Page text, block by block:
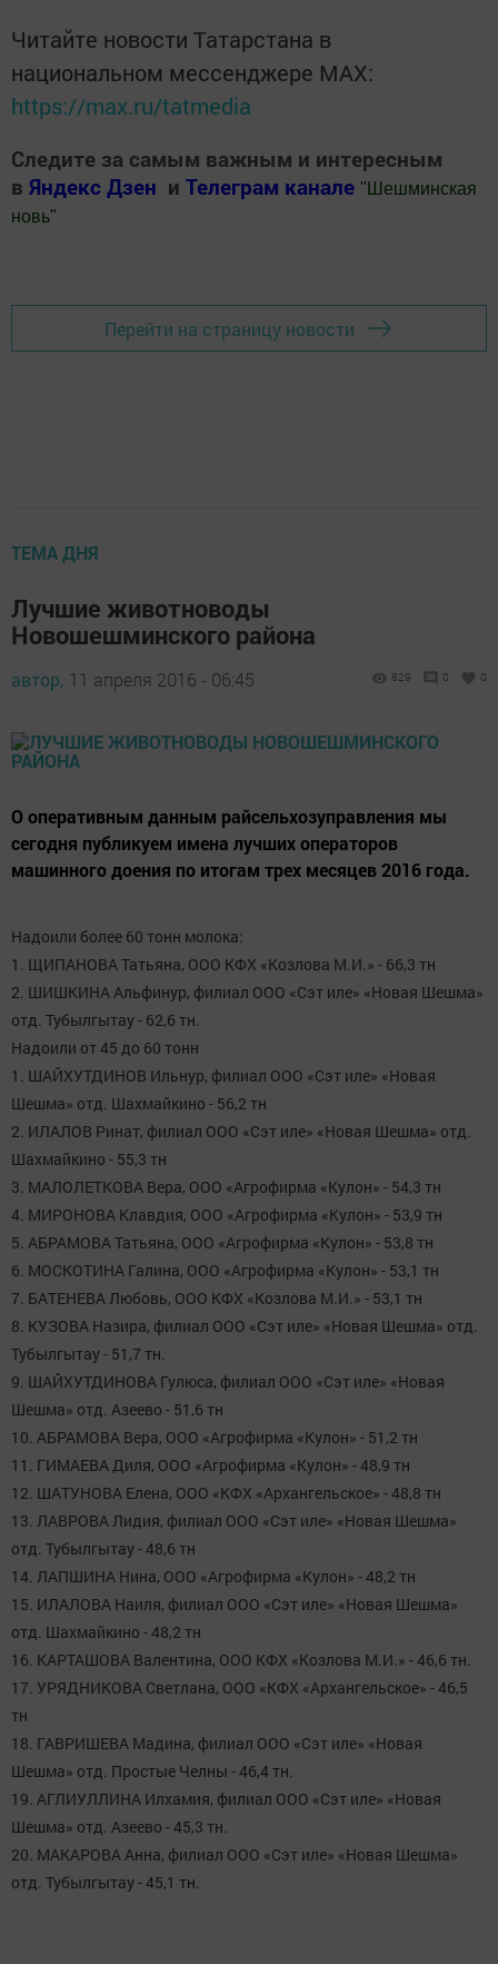
Читайте новости Татарстана в
национальном мессенджере MАХ:
https://max.ru/tatmedia
Следите за самым важным и интересным
в Яндекс Дзен и Телеграм канале " Шешминская
новь"
Перейти на страницу новости
ТЕМА ДНЯ
Лучшие животноводы
Новошешминского района
автор, 11 апреля 2016 - 06:45 829 0 0
О оперативным данным райсельхозуправления мы
сегодня публикуем имена лучших операторов
машинного доения по итогам трех месяцев 2016 года.
Надоили более 60 тонн молока:
1. ЩИПАНОВА Татьяна, ООО КФХ «Козлова М.И.» - 66,3 тн
2. ШИШКИНА Альфинур, филиал ООО «Сэт иле» «Новая Шешма»
отд. Тубылгытау - 62,6 тн.
Надоили от 45 до 60 тонн
1. ШАЙХУТДИНОВ Ильнур, филиал ООО «Сэт иле» «Новая
Шешма» отд. Шахмайкино - 56,2 тн
2. ИЛАЛОВ Ринат, филиал ООО «Сэт иле» «Новая Шешма» отд.
Шахмайкино - 55,3 тн
3. МАЛОЛЕТКОВА Вера, ООО «Агрофирма «Кулон» - 54,3 тн
4. МИРОНОВА Клавдия, ООО «Агрофирма «Кулон» - 53,9 тн
5. АБРАМОВА Татьяна, ООО «Агрофирма «Кулон» - 53,8 тн
6. МОСКОТИНА Галина, ООО «Агрофирма «Кулон» - 53,1 тн
7. БАТЕНЕВА Любовь, ООО КФХ «Козлова М.И.» - 53,1 тн
8. КУЗОВА Назира, филиал ООО «Сэт иле» «Новая Шешма» отд.
Тубылгытау - 51,7 тн.
9. ШАЙХУТДИНОВА Гулюса, филиал ООО «Сэт иле» «Новая
Шешма» отд. Азеево - 51,6 тн
10. АБРАМОВА Вера, ООО «Агрофирма «Кулон» - 51,2 тн
11. ГИМАЕВА Диля, ООО «Агрофирма «Кулон» - 48,9 тн
12. ШАТУНОВА Елена, ООО «КФХ «Архангельское» - 48,8 тн
13. ЛАВРОВА Лидия, филиал ООО «Сэт иле» «Новая Шешма»
отд. Тубылгытау - 48,6 тн
14. ЛАПШИНА Нина, ООО «Агрофирма «Кулон» - 48,2 тн
15. ИЛАЛОВА Наиля, филиал ООО «Сэт иле» «Новая Шешма»
отд. Шахмайкино - 48,2 тн
16. КАРТАШОВА Валентина, ООО КФХ «Козлова М.И.» - 46,6 тн.
17. УРЯДНИКОВА Светлана, ООО «КФХ «Архангельское» - 46,5
тн
18. ГАВРИШЕВА Мадина, филиал ООО «Сэт иле» «Новая
Шешма» отд. Простые Челны - 46,4 тн.
19. АГЛИУЛЛИНА Илхамия, филиал ООО «Сэт иле» «Новая
Шешма» отд. Азеево - 45,3 тн.
20. МАКАРОВА Анна, филиал ООО «Сэт иле» «Новая Шешма»
отд. Тубылгытау - 45,1 тн.